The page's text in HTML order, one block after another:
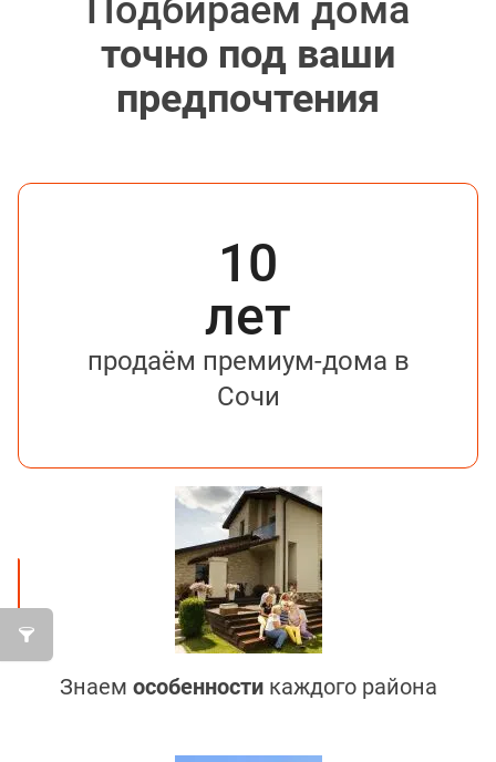
Подбираем дома
точно под ваши
предпочтения
10
лет
продаём премиум-дома в
Сочи
Знаем особенностикаждого района